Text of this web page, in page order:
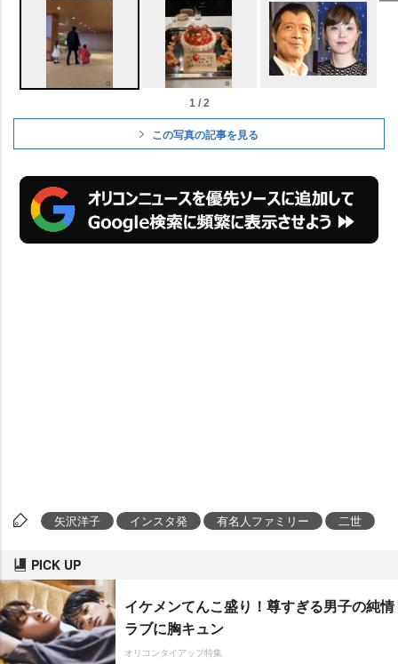
1 / 2
この写真の記事を見る
矢沢洋子 インスタ発 有名人ファミリー 二世
PICK UP
イケメンてんこ盛り！尊すぎる男子の純情
ラブに胸キュン
オリコンタイアップ特集